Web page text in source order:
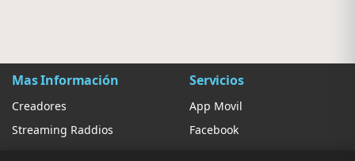
Mas Información
Creadores
Streaming Raddios
Servicios
App Movil
Facebook